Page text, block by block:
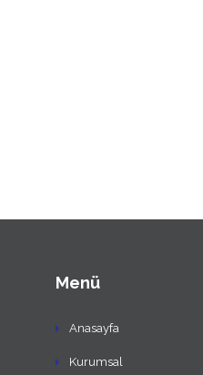
Menü
Anasayfa
Kurumsal